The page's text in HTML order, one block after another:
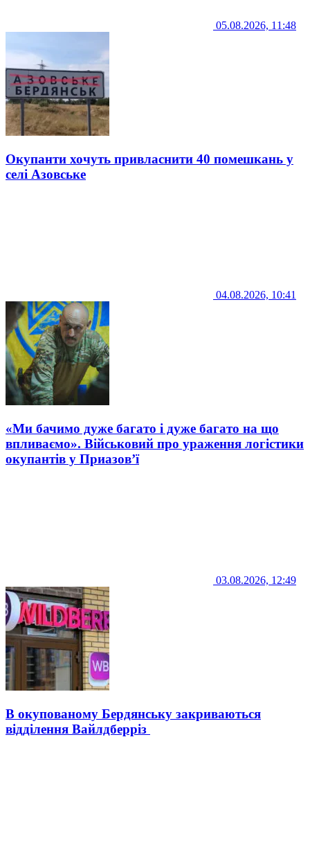
05.08.2026, 11:48
Окупанти хочуть привласнити 40 помешкань у
селі Азовське
04.08.2026, 10:41
«Ми бачимо дуже багато і дуже багато на що
впливаємо». Військовий про ураження логістики
окупантів у Приазов’ї
03.08.2026, 12:49
В окупованому Бердянську закриваються
відділення Вайлдберріз